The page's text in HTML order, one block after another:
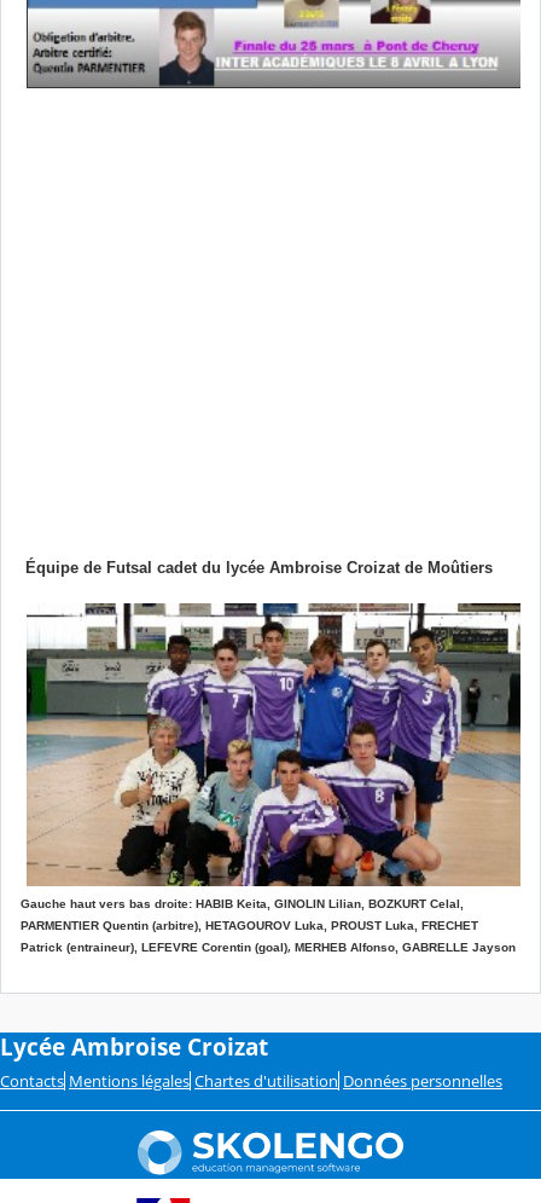
Équipe de Futsal cadet du lycée Ambroise Croizat de Moûtiers
Gauche haut vers bas droite: HABIB Keita, GINOLIN Lilian, BOZKURT Celal,
PARMENTIER Quentin (arbitre), HETAGOUROV Luka, PROUST Luka, FRECHET
Patrick (entraineur), LEFEVRE Corentin (goal), MERHEB Alfonso, GABRELLE Jayson
Lycée Ambroise Croizat
Contacts Mentions légales Chartes d'utilisation Données personnelles